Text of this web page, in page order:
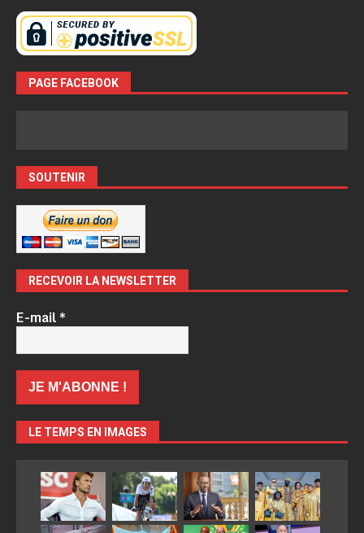
PAGE FACEBOOK
SOUTENIR
RECEVOIR LA NEWSLETTER
E-mail*
LE TEMPS EN IMAGES